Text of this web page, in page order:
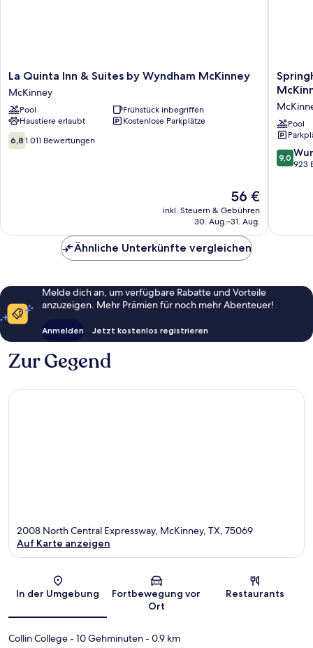
La
Quinta
Inn
&
Suites
by
Wyndham
La Quinta Inn & Suites by Wyndham McKinney
McKinney
Pool
Frühstück inbegriffen
Haustiere erlaubt
Kostenlose Parkplätze
6.8
von
6,8 1.011 Bewertungen
Der
Preis
beträgt
56 €
inkl. Steuern & Gebühren
30. Aug.–31. Aug.
Suites
Marriott
Dallas
Pool
9.0
von
9,0
923
Ähnliche Unterkünfte vergleichen
Melde dich an, um verfügbare Rabatte und Vorteile
anzuzeigen. Mehr Prämien für noch mehr Abenteuer!
Anmelden Jetzt kostenlos registrieren
Zur Gegend
Karte
2008 North Central Expressway, McKinney, TX, 75069
Auf Karte anzeigen
In der Umgebung
Fortbewegung vor
Ort
Restaurants
Collin College- 10 Gehminuten- 0.9 km